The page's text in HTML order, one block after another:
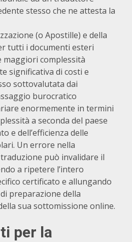
stesso che ne attesta la
(o Apostille) e della
tutti i documenti esteri
complessità
significativa di costi e
sottovalutata dai
burocratico
enormemente in termini
a seconda del paese
e dell’efficienza delle
Un errore nella
può invalidare il
a ripetere l’intero
certificato e allungando
preparazione della
sua sottomissione online.
per la